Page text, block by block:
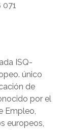
ISQ-
único
de
por el
Empleo,
europeos,